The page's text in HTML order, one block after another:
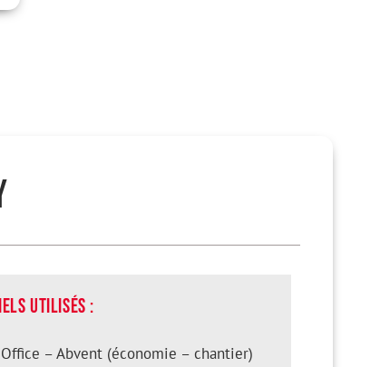
utilisés :
– Abvent (économie – chantier)